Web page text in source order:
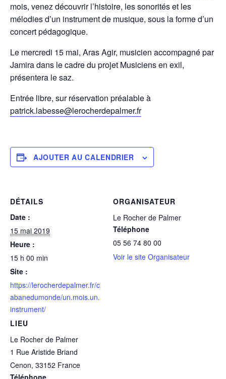
mois, venez découvrir l’histoire, les sonorités et les
mélodies d’un instrument de musique, sous la forme d’un
concert pédagogique.
Le mercredi 15 mai, Aras Agir, musicien accompagné par
Jamira dans le cadre du projet Musiciens en exil,
présentera le saz.
Entrée libre, sur réservation préalable à
patrick.labesse@lerocherdepalmer.fr
AJOUTER AU CALENDRIER
DÉTAILS
Date :
15 mai 2019
Heure :
15 h 00 min
Site :
https://lerocherdepalmer.fr/c
abanedumonde/un.mois.un.
instrument/
LIEU
Le Rocher de Palmer
1 Rue Aristide Briand
Cenon, 33152 France
Téléphone
ORGANISATEUR
Le Rocher de Palmer
Téléphone
05 56 74 80 00
Voir le site Organisateur